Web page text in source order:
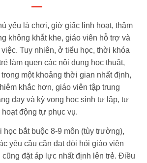
yếu là chơi, giờ giấc linh hoạt, thậm
không khắt khe, giáo viên hỗ trợ và
việc. Tuy nhiên, ở tiểu học, thời khóa
làm quen các nội dung học thuật,
một khoảng thời gian nhất định,
khắc hơn, giáo viên tập trung
dạy và kỳ vọng học sinh tự lập, tự
động tự phục vụ.
học bắt buộc 8-9 môn (tùy trường),
yêu cầu cần đạt đòi hỏi giáo viên
cũng đặt áp lực nhất định lên trẻ. Điều